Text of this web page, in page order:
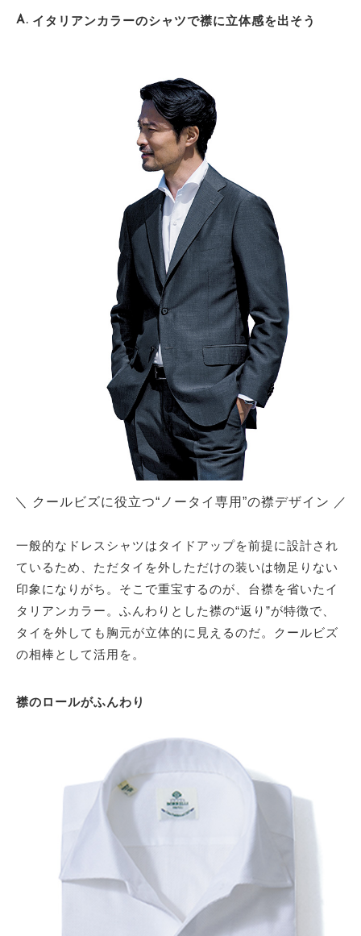
イタリアンカラーのシャツで襟に立体感を出そう
＼ クールビズに役立つ“ノータイ専用”の襟デザイン ／
一般的なドレスシャツはタイドアップを前提に設計され
ているため、ただタイを外しただけの装いは物足りない
印象になりがち。そこで重宝するのが、台襟を省いたイ
タリアンカラー。ふんわりとした襟の“返り”が特徴で、
タイを外しても胸元が立体的に見えるのだ。クールビズ
の相棒として活用を。
襟のロールがふんわり